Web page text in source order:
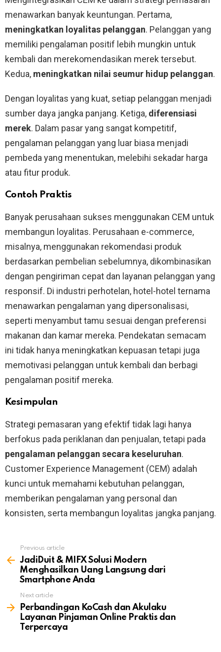
menawarkan banyak keuntungan. Pertama,
meningkatkan loyalitas pelanggan. Pelanggan yang
memiliki pengalaman positif lebih mungkin untuk
kembali dan merekomendasikan merek tersebut.
Kedua, meningkatkan nilai seumur hidup pelanggan.
Dengan loyalitas yang kuat, setiap pelanggan menjadi
sumber daya jangka panjang. Ketiga, diferensiasi
merek. Dalam pasar yang sangat kompetitif,
pengalaman pelanggan yang luar biasa menjadi
pembeda yang menentukan, melebihi sekadar harga
atau fitur produk.
Contoh Praktis
Banyak perusahaan sukses menggunakan CEM untuk
membangun loyalitas. Perusahaan e-commerce,
misalnya, menggunakan rekomendasi produk
berdasarkan pembelian sebelumnya, dikombinasikan
dengan pengiriman cepat dan layanan pelanggan yang
responsif. Di industri perhotelan, hotel-hotel ternama
menawarkan pengalaman yang dipersonalisasi,
seperti menyambut tamu sesuai dengan preferensi
makanan dan kamar mereka. Pendekatan semacam
ini tidak hanya meningkatkan kepuasan tetapi juga
memotivasi pelanggan untuk kembali dan berbagi
pengalaman positif mereka.
Kesimpulan
Strategi pemasaran yang efektif tidak lagi hanya
berfokus pada periklanan dan penjualan, tetapi pada
pengalaman pelanggan secara keseluruhan.
Customer Experience Management (CEM) adalah
kunci untuk memahami kebutuhan pelanggan,
memberikan pengalaman yang personal dan
konsisten, serta membangun loyalitas jangka panjang.
more
Previous article
JadiDuit & MIFX Solusi Modern
Menghasilkan Uang Langsung dari
Smartphone Anda
Next article
Perbandingan KoCash dan Akulaku
Layanan Pinjaman Online Praktis dan
Terpercaya